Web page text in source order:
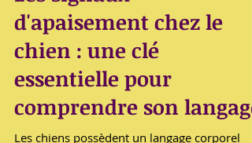
Les signaux
d'apaisement chez le
chien : une clé
essentielle pour
comprendre son langage